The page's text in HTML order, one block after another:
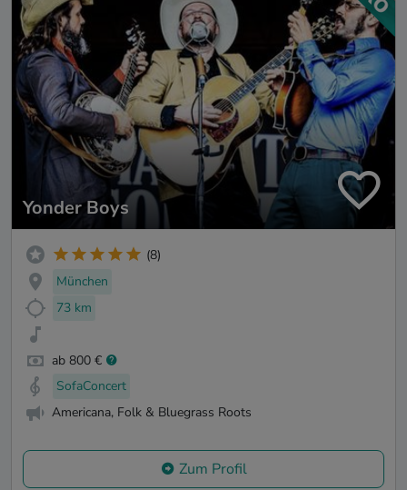
Yonder Boys
(8)
München
73 km
ab 800 €
SofaConcert
Americana, Folk & Bluegrass Roots
Zum Profil